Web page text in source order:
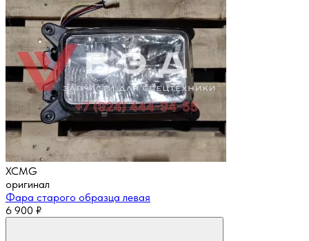
XCMG
оригинал
Фара старого образца левая
6 900 ₽